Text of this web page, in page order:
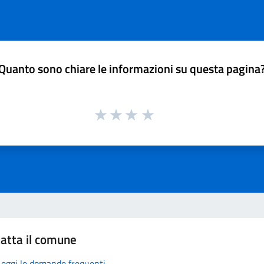
sono chiare le informazioni su questa
il comune